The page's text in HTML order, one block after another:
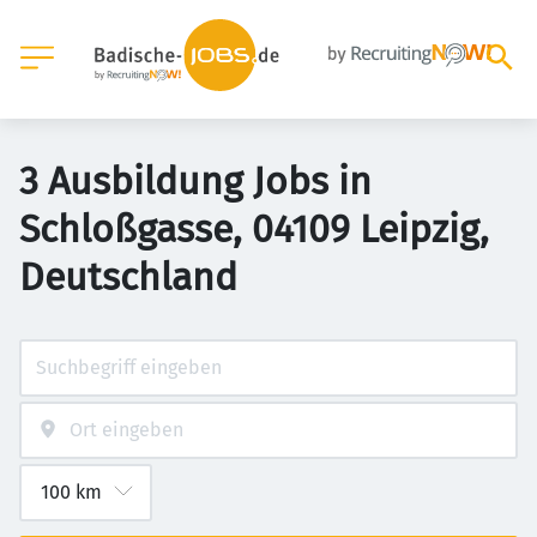
3 Ausbildung Jobs in
Schloßgasse, 04109 Leipzig,
Deutschland